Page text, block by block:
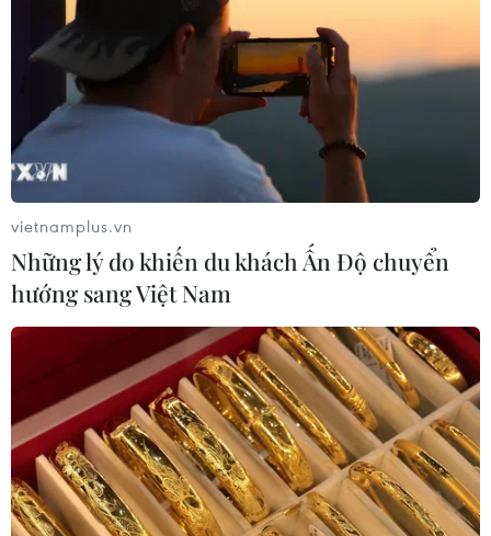
trở thành nền tảng thương mại điện tử lớn thứ hai, chỉ
sau nền tảng thương mại điện tử Shopee của
Singapore.
vietnamplus.vn
Những lý do khiến du khách Ấn Độ chuyển
hướng sang Việt Nam